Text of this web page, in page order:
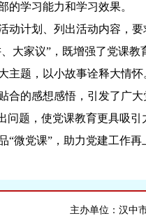
的学习能力和学习效果。
计划、列出活动内容，要
大家议”，既增强了党课
主题，以小故事诠释大
的感想感悟，引发了广大
题，使党课教育更具吸引
微党课”，助力党建工作
主办单位：汉中